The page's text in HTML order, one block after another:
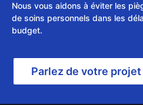
Nous vous aidons à éviter les
de soins personnels dans les
budget.
Parlez de votre projet